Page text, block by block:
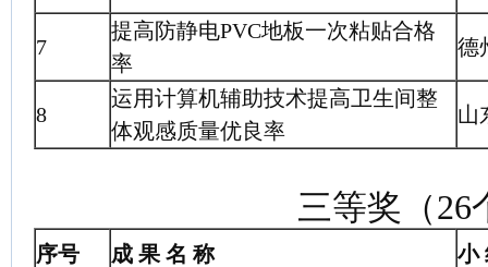
7
提高防静电PVC地板一次粘贴合格
率
德
8
运用计算机辅助技术提高卫生间整
体观感质量优良率
山
三等奖（26
序号 成 果 名 称 小